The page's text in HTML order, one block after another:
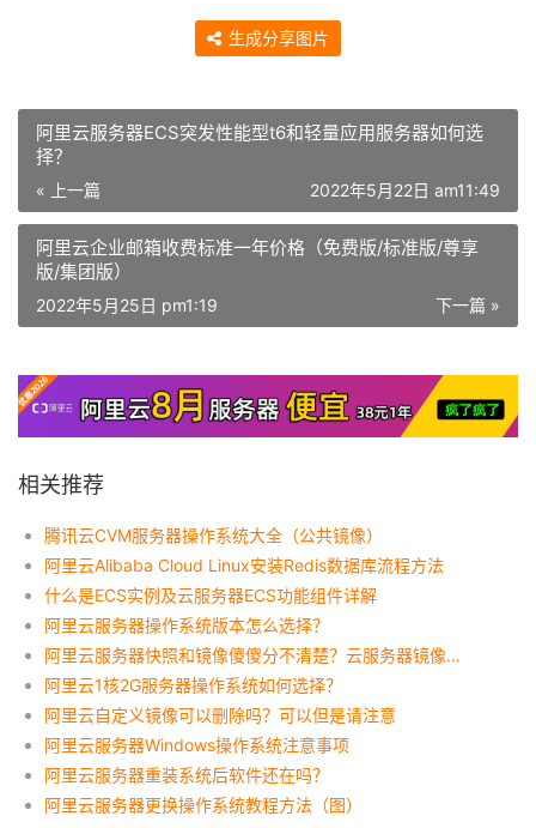
生成分享图片
阿里云服务器ECS突发性能型t6和轻量应用服务器如何选
择？
« 上一篇 2022年5月22日 am11:49
阿里云企业邮箱收费标准一年价格（免费版/标准版/尊享
版/集团版）
下一篇 »
2022年5月25日 pm1:19
相关推荐
腾讯云CVM服务器操作系统大全（公共镜像）
阿里云Alibaba Cloud Linux安装Redis数据库流程方法
什么是ECS实例及云服务器ECS功能组件详解
阿里云服务器操作系统版本怎么选择？
阿里云服务器快照和镜像傻傻分不清楚？云服务器镜像和快照区别
阿里云1核2G服务器操作系统如何选择？
阿里云自定义镜像可以删除吗？可以但是请注意
阿里云服务器Windows操作系统注意事项
阿里云服务器重装系统后软件还在吗？
阿里云服务器更换操作系统教程方法（图）